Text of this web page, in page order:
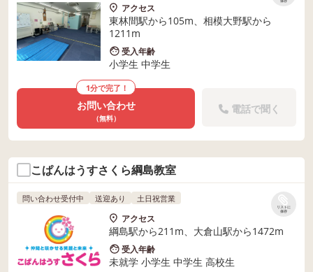
アクセス
東林間駅から105m、相模大野駅から
1211m
受入年齢
小学生 中学生
1分で完了！
お問い合わせ
（無料）
電話で聞く
こぱんはうすさくら綱島教室
リストに
保存
問い合わせ受付中 送迎あり 土日祝営業
アクセス
綱島駅から211m、大倉山駅から1472m
受入年齢
未就学 小学生 中学生 高校生